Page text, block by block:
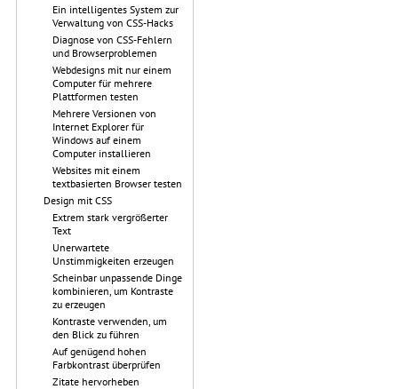
Ein intelligentes System zur
Verwaltung von CSS-Hacks
Diagnose von CSS-Fehlern
und Browserproblemen
Webdesigns mit nur einem
Computer für mehrere
Plattformen testen
Mehrere Versionen von
Internet Explorer für
Windows auf einem
Computer installieren
Websites mit einem
textbasierten Browser testen
Design mit CSS
Extrem stark vergrößerter
Text
Unerwartete
Unstimmigkeiten erzeugen
Scheinbar unpassende Dinge
kombinieren, um Kontraste
zu erzeugen
Kontraste verwenden, um
den Blick zu führen
Auf genügend hohen
Farbkontrast überprüfen
Zitate hervorheben